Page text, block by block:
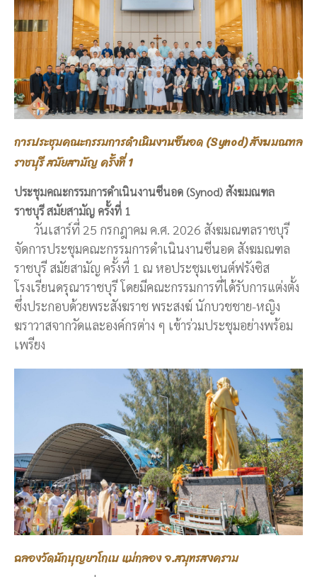
การประชุมคณะกรรมการดำเนินงานซีนอด (Synod) สังฆมณฑล
ราชบุรี สมัยสามัญ ครั้งที่ 1
ประชุมคณะกรรมการดำเนินงานซีนอด (Synod) สังฆมณฑล
ราชบุรี สมัยสามัญ ครั้งที่ 1
วันเสาร์ที่ 25 กรกฎาคม ค.ศ. 2026 สังฆมณฑลราชบุรี
จัดการประชุมคณะกรรมการดำเนินงานซีนอด สังฆมณฑล
ราชบุรี สมัยสามัญ ครั้งที่ 1 ณ หอประชุมเซนต์ฟรังซิส
โรงเรียนดรุณาราชบุรี โดยมีคณะกรรมการที่ได้รับการแต่งตั้ง
ซึ่งประกอบด้วยพระสังฆราช พระสงฆ์ นักบวชชาย-หญิง
ฆราวาสจากวัดและองค์กรต่าง ๆ เข้าร่วมประชุมอย่างพร้อม
เพรียง
ฉลองวัดนักบุญยาโกเบ แม่กลอง จ.สมุทรสงคราม